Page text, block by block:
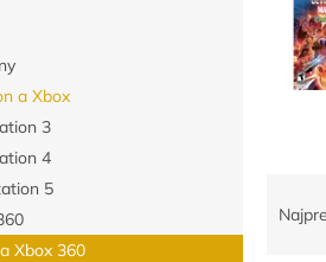
a Xbox
3
4
5
Xbox 360